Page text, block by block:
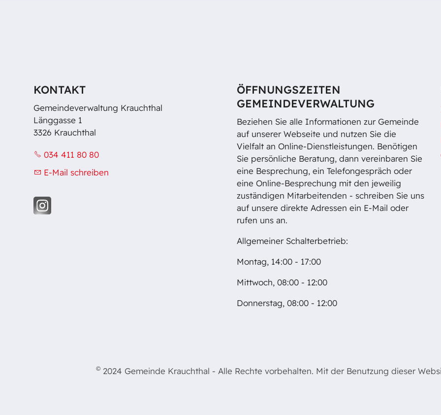
KONTAKT
Gemeindeverwaltung Krauchthal
Länggasse 1
3326 Krauchthal
034 411 80 80
E-Mail schreiben
ÖFFNUNGSZEITEN
GEMEINDEVERWALTUNG
Beziehen Sie alle Informationen zur Gemeinde
auf unserer Webseite und nutzen Sie die
Vielfalt an Online-Dienstleistungen. Benötigen
Sie persönliche Beratung, dann vereinbaren Sie
eine Besprechung, ein Telefongespräch oder
eine Online-Besprechung mit den jeweilig
zuständigen Mitarbeitenden - schreiben Sie uns
auf unsere direkte Adressen ein E-Mail oder
rufen uns an.
Allgemeiner Schalterbetrieb:
Montag, 14:00 - 17:00
Mittwoch, 08:00 - 12:00
Donnerstag, 08:00 - 12:00
© 2024 Gemeinde Krauchthal - Alle Rechte vorbehalten. Mit der Benutzung dieser